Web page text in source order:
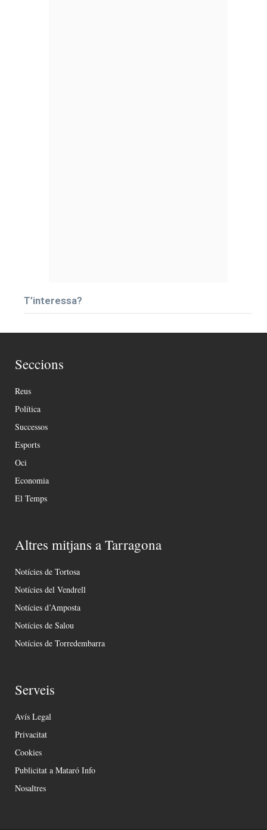
T’interessa?
Seccions
Reus
Política
Successos
Esports
Oci
Economia
El Temps
Altres mitjans a Tarragona
Notícies de Tortosa
Notícies del Vendrell
Notícies d’Amposta
Notícies de Salou
Notícies de Torredembarra
Serveis
Avís Legal
Privacitat
Cookies
Publicitat a Mataró Info
Nosaltres